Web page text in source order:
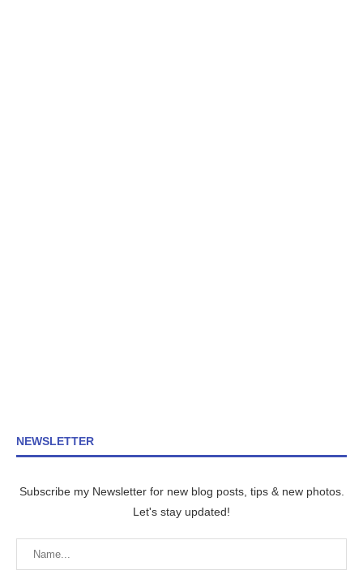
NEWSLETTER
Subscribe my Newsletter for new blog posts, tips & new photos.
Let's stay updated!